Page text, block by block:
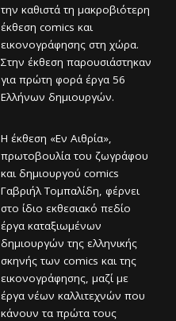
την καθιστά τη μακροβιότερη
έκθεση comics και
εικονογράφησης στη χώρα.
Στην έκθεση παρουσιάστηκαν
για πρώτη φορά έργα 56
Ελλήνων δημιουργών.
Η έκθεση «Εν Αιθρία»,
πρωτοβουλία του ζωγράφου
και δημιουργού comics
Γαβριήλ Τομπαλίδη, φέρνει
στο ίδιο εκθεσιακό πεδίο
έργα καταξιωμένων
δημιουργών της ελληνικής
σκηνής των comics και της
εικονογράφησης, μαζί με
έργα νέων καλλιτεχνών που
κάνουν τα πρώτα τους